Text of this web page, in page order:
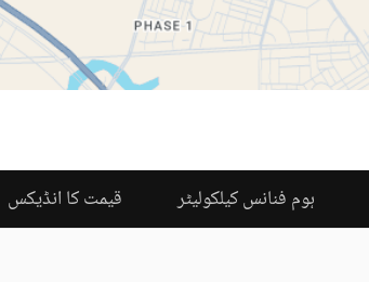
ہوم فنانس کیلکولیٹر قیمت کا انڈیکس